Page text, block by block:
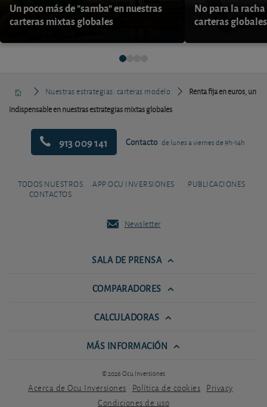
Un poco más de "samba" en nuestras
carteras mixtas globales
No para la
carteras globales
Nuestras estrategias: carteras modelo
Renta fija en euros, un
indispensable en nuestras estrategias mixtas globales
913 009 141 Contacto de lunes a viernes de 9h-14h
TODOS NUESTROS
CONTACTOS
APP OCU INVERSIONES PUBLICACIONES
Newsletter
SALA DE PRENSA
COMPARADORES
CALCULADORAS
MÁS INFORMACIÓN
© 2026 Ocu Inversiones
Acerca de Ocu Inversiones Política de cookies Privacy
Condiciones de uso